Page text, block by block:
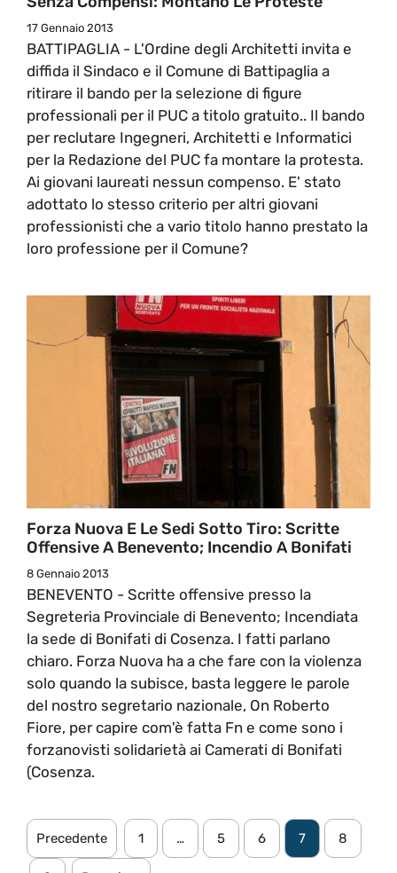
17 Gennaio 2013
BATTIPAGLIA - L'Ordine degli Architetti invita e
diffida il Sindaco e il Comune di Battipaglia a
ritirare il bando per la selezione di figure
professionali per il PUC a titolo gratuito.. Il bando
per reclutare Ingegneri, Architetti e Informatici
per la Redazione del PUC fa montare la protesta.
Ai giovani laureati nessun compenso. E' stato
adottato lo stesso criterio per altri giovani
professionisti che a vario titolo hanno prestato la
loro professione per il Comune?
Forza Nuova E Le Sedi Sotto Tiro: Scritte
Offensive A Benevento; Incendio A Bonifati
8 Gennaio 2013
BENEVENTO - Scritte offensive presso la
Segreteria Provinciale di Benevento; Incendiata
la sede di Bonifati di Cosenza. I fatti parlano
chiaro. Forza Nuova ha a che fare con la violenza
solo quando la subisce, basta leggere le parole
del nostro segretario nazionale, On Roberto
Fiore, per capire com'è fatta Fn e come sono i
forzanovisti solidarietà ai Camerati di Bonifati
(Cosenza.
Precedente 1 … 5 6 7 8